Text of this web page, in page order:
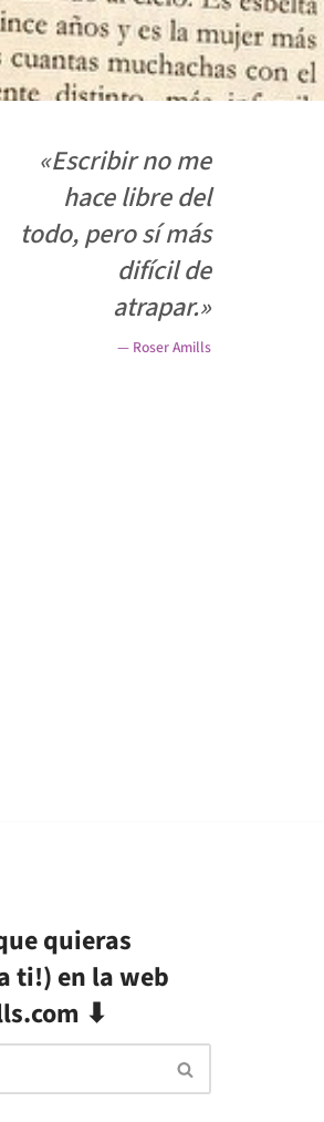
«Escribir no me
hace libre del
todo, pero sí más
difícil de
atrapar.»
— Roser Amills
quieras
ti!) en la web
⬇